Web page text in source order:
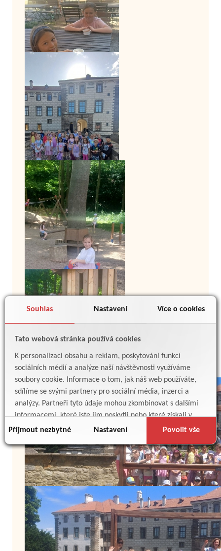
Souhlas Nastavení Více o cookies
Tato webová stránka používá cookies
K personalizaci obsahu a reklam, poskytování funkcí
sociálních médií a analýze naší návštěvnosti využíváme
soubory cookie. Informace o tom, jak náš web používáte,
sdílíme se svými partnery pro sociální média, inzerci a
analýzy. Partneři tyto údaje mohou zkombinovat s dalšími
informacemi, které jste jim poskytli nebo které získali v
důsledku toho, že používáte jejich služby.
Přijmout nezbytné Nastavení Povolit vše